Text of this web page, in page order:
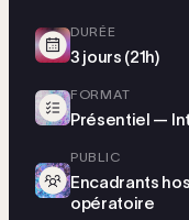
DURÉE
3 jours (21h)
FORMAT
Présentiel —
PUBLIC
Encadrants
opératoire